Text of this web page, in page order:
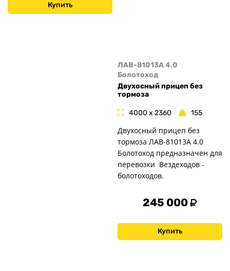
Купить
ЛАВ-81013А 4.0
Болотоход
Двухосный прицеп без
тормоза
4000 x 2360 155
Двухосный прицеп без
тормоза ЛАВ-81013А 4.0
Болотоход предназначен для
перевозки Вездеходов -
болотоходов.
245 000
Купить